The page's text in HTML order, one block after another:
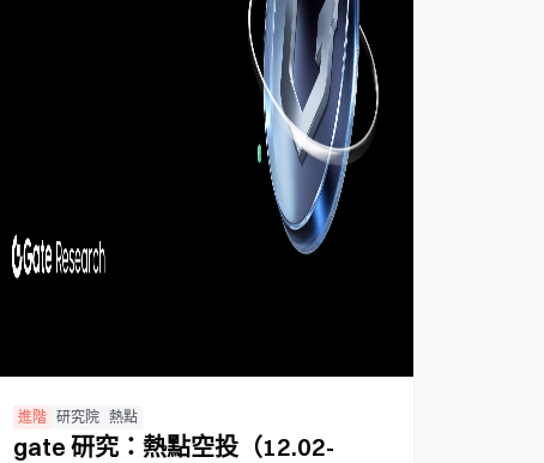
進階 研究院 熱點
gate 研究：熱點空投（12.02-